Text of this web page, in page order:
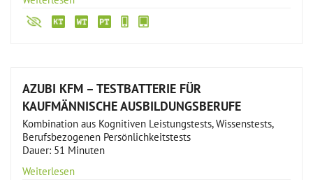
AZUBI KFM – TESTBATTERIE FÜR
KAUFMÄNNISCHE AUSBILDUNGSBERUFE
Kombination aus Kognitiven Leistungstests, Wissenstests,
Berufsbezogenen Persönlichkeitstests
Dauer: 51 Minuten
Weiterlesen